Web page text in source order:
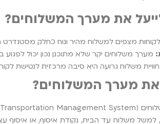
את מערך המשלוחים?
לקוחות מצפים למשלוח מהיר ונוח כחלק מסטנדרט
מערך משלוחים יקר שלא מתוכנן נכון יכול לפגוע
חוויית משלוח גרועה היא סיבה מרכזית לנטישת
את מערך המשלוחים?
למשל משלוח עד הבית, נקודת איסוף, או איסוף